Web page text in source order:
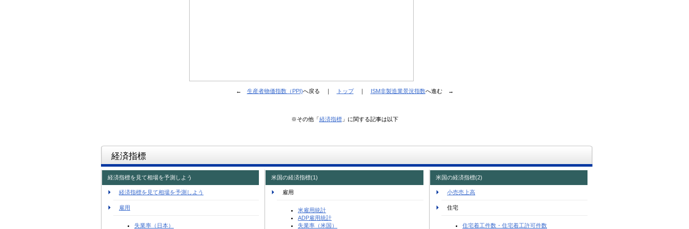
← 生産者物価指数（PPI)へ戻る ｜ トップ｜ ISM非製造業景況指数へ進む →
※その他「経済指標」に関する記事は以下
経済指標
経済指標を見て相場を予測しよう
経済指標を見て相場を予測しよう
雇用
失業率（日本）
米国の経済指標(1)
雇用
米雇用統計
ADP雇用統計
失業率（米国）
米国の経済指標(2)
小売売上高
住宅
住宅着工件数・住宅着工許可件数